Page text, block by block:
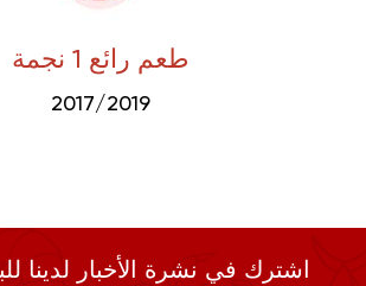
طعم رائع 1 نجمة
2017/2019
اشترك في نشرة الأخبار لدينا